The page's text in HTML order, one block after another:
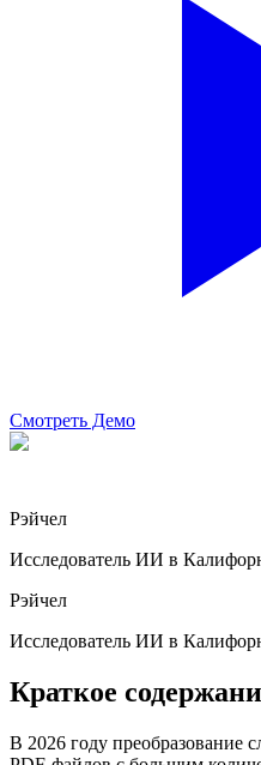
Смотреть Демо
Рэйчел
Исследователь ИИ в
Рэйчел
Исследователь ИИ в
Краткое
В 2026 году преобразование